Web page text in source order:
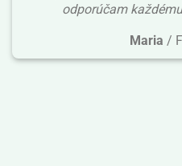
odporúčam
Maria /